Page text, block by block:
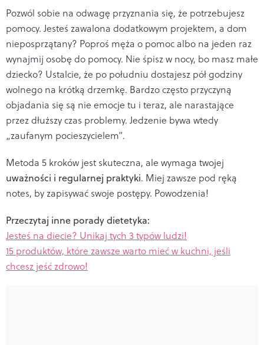
Pozwól sobie na odwagę przyznania się, że potrzebujesz
pomocy. Jesteś zawalona dodatkowym projektem, a dom
nieposprzątany? Poproś męża o pomoc albo na jeden raz
wynajmij osobę do pomocy. Nie śpisz w nocy, bo masz małe
dziecko? Ustalcie, że po południu dostajesz pół godziny
wolnego na krótką drzemkę. Bardzo często przyczyną
objadania się są nie emocje tu i teraz, ale narastające
przez dłuższy czas problemy. Jedzenie bywa wtedy
„zaufanym pocieszycielem”.
Metoda 5 kroków jest skuteczna, ale wymaga twojej
uważności i regularnej praktyki. Miej zawsze pod ręką
notes, by zapisywać swoje postępy. Powodzenia!
Przeczytaj inne porady dietetyka:
Jesteś na diecie? Unikaj tych 3 typów ludzi!
15 produktów, które zawsze warto mieć w kuchni, jeśli
chcesz jeść zdrowo!